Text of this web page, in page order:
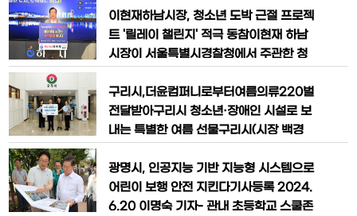
행 수칙을 알리는 슬로건을 외치며 학생들
에게 횡단보도를 안전하게 건너도록 당부
하고
관계자 10명이 시흥시를 방문해 우수 평
생학습 사례와 정책을 벤치마킹하고, 양국
간 평생학습 교류를 증진하는 데 힘을 모
자들은 대만에서 진행 중인 학습도시 프로
그램을 개선하기 위해 한국을 방문했다.
특히
이현재하남시장, 청소년 도박 근절 프로젝
트 '릴레이 챌린지' 적극 동참이현재 하남
시장이 서울특별시경찰청에서 주관한 청
이 챌린지에 동참했다.방세환 광주시장의
지목으로 챌린지에 참여한 이현재 시장
은“최근 청소년을 대상으로 하는 불법 온
두되고 있어 걱정”이라며“청소년들이 호
기심에라도 해서는 안되며,위험에 빠졌을
경우 혼자서 해결할
구리시,더윤컴퍼니로부터여름의류220벌
전달받아구리시 청소년·장애인 시설로 보
내는 특별한 여름 선물구리시(시장 백경
로부터 여름 의류 220벌(550만 원 상당)
을 전달받았다.더윤컴퍼니는 브랜드 의류
병행수입 업체로, 다가오는 여름을 맞아
광명시, 인공지능 기반 지능형 시스템으로
어린이 보행 안전 지킨다기사등록 2024.
6.20 이명숙 기자- 관내 초등학교 스쿨존